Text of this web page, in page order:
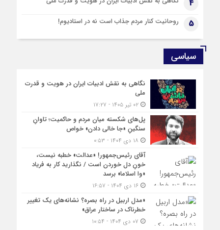
4
5 روحانیت کنار مردم جذاب است نه در استادیوم!
سیاسی
نگاهی به نقش ادبیات ایران در هویت و قدرت
ملی
۰۲ تیر ۱۴۰۵ - ۱۷:۲۷
پل‌های شکسته میان مردم و حاکمیت؛ تاوانِ
سنگینِ «جا خالی دادن» خواص
آقای رئیس‌جمهور! «عدالت» خطبه نیست،
خونِ دل خوردن است / نگذارید کار به فریاد
«وا اسلاما» برسد
۱۶ دی ۱۴۰۴ - ۱۶:۵۷
«مدل اربیل در راه بصره؟ نشانه‌های یک تغییر
خطرناک در ساختار عراق»